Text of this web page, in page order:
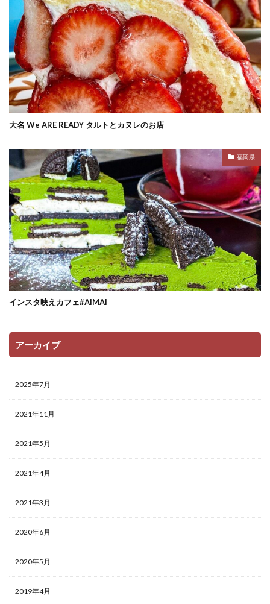
大名 We ARE READY タルトとカヌレのお店
福岡県
インスタ映えカフェ#AIMAI
アーカイブ
2025年7月
2021年11月
2021年5月
2021年4月
2021年3月
2020年6月
2020年5月
2019年4月